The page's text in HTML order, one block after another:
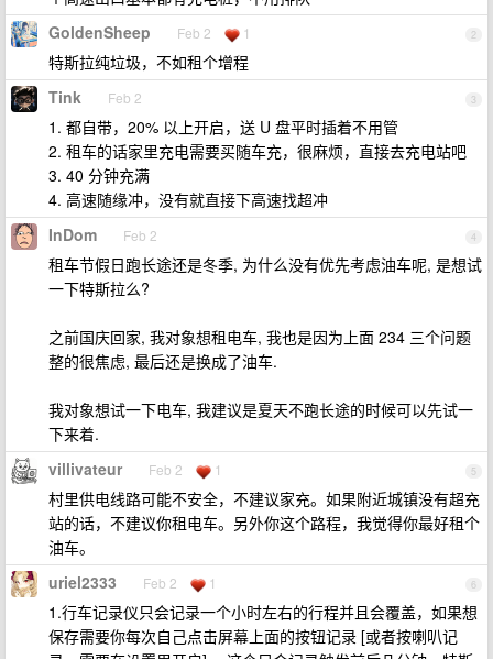
2
GoldenSheep Feb 2 1
特斯拉纯垃圾，不如租个增程
3
Tink Feb 2
1. 都自带，20% 以上开启，送 U 盘平时插着不用管
2. 租车的话家里充电需要买随车充，很麻烦，直接去充电站吧
3. 40 分钟充满
4. 高速随缘冲，没有就直接下高速找超冲
4
InDom Feb 2
租车节假日跑长途还是冬季, 为什么没有优先考虑油车呢, 是想试
一下特斯拉么?
之前国庆回家, 我对象想租电车, 我也是因为上面 234 三个问题
整的很焦虑, 最后还是换成了油车.
我对象想试一下电车, 我建议是夏天不跑长途的时候可以先试一
下来着.
5
villivateur Feb 2 1
村里供电线路可能不安全，不建议家充。如果附近城镇没有超充
站的话，不建议你租电车。另外你这个路程，我觉得你最好租个
油车。
6
uriel2333 Feb 2 1
1.行车记录仪只会记录一个小时左右的行程并且会覆盖，如果想
保存需要你每次自己点击屏幕上面的按钮记录 [或者按喇叭记